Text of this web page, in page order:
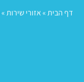
דף הבית»אזורי שירות»